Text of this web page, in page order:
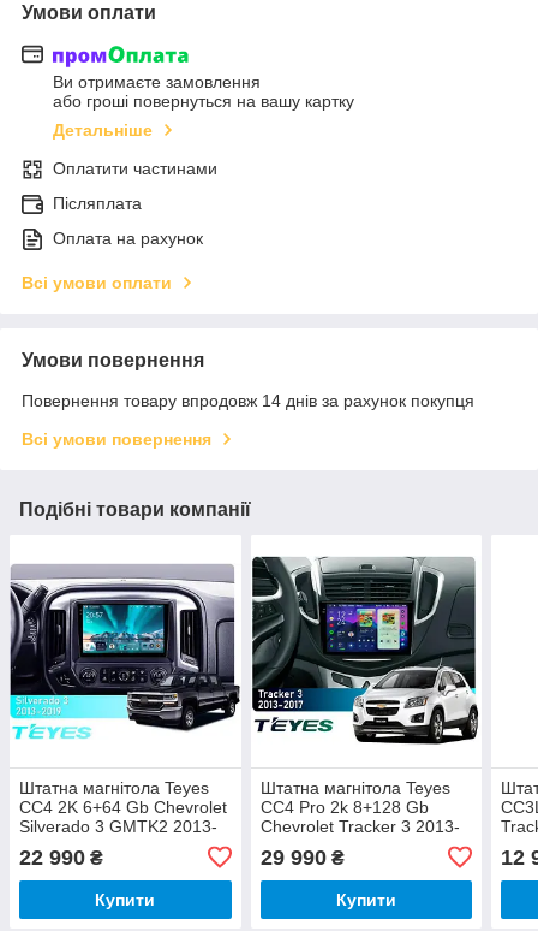
Умови оплати
Ви отримаєте замовлення
або гроші повернуться на вашу картку
Детальніше
Оплатити частинами
Післяплата
Оплата на рахунок
Всі умови оплати
Умови повернення
Повернення товару впродовж 14 днів за рахунок покупця
Всі умови повернення
Подібні товари компанії
Штатна магнітола Teyes
CC4 2K 6+64 Gb Chevrolet
Silverado 3 GMTK2 2013-
22 990 ₴
Купити
Штатна магнітола Teyes
CC4 Pro 2k 8+128 Gb
Chevrolet Tracker 3 2013-
29 990₴
Купити
12